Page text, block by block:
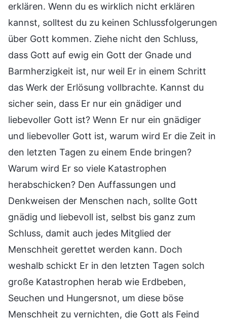
erklären. Wenn du es wirklich nicht erklären
kannst, solltest du zu keinen Schlussfolgerungen
über Gott kommen. Ziehe nicht den Schluss,
dass Gott auf ewig ein Gott der Gnade und
Barmherzigkeit ist, nur weil Er in einem Schritt
das Werk der Erlösung vollbrachte. Kannst du
sicher sein, dass Er nur ein gnädiger und
liebevoller Gott ist? Wenn Er nur ein gnädiger
und liebevoller Gott ist, warum wird Er die Zeit in
den letzten Tagen zu einem Ende bringen?
Warum wird Er so viele Katastrophen
herabschicken? Den Auffassungen und
Denkweisen der Menschen nach, sollte Gott
gnädig und liebevoll ist, selbst bis ganz zum
Schluss, damit auch jedes Mitglied der
Menschheit gerettet werden kann. Doch
weshalb schickt Er in den letzten Tagen solch
große Katastrophen herab wie Erdbeben,
Seuchen und Hungersnot, um diese böse
Menschheit zu vernichten, die Gott als Feind